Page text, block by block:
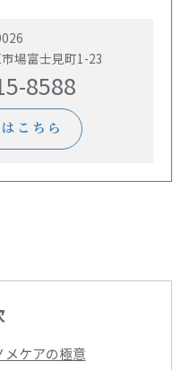
場富士見町1-23
8588
こちら
ケアの極意